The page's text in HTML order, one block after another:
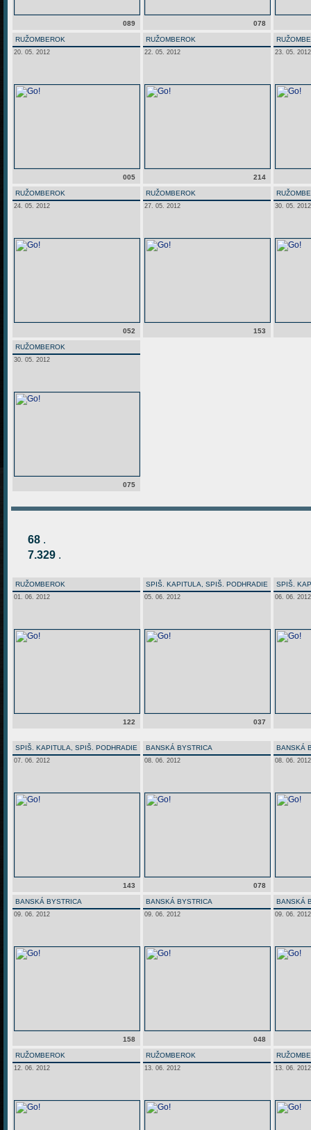
089 078
RUŽOMBEROK
20. 05. 2012
005
RUŽOMBEROK
22. 05. 2012
214
23. 05. 2012
RUŽOMBEROK
24. 05. 2012
052
RUŽOMBEROK
27. 05. 2012
153
30. 05. 2012
RUŽOMBEROK
30. 05. 2012
075
68 .
7.329 .
RUŽOMBEROK
01. 06. 2012
122
SPIŠ. KAPITULA, SPIŠ. PODHRADIE
05. 06. 2012
037
SPIŠ.
06. 06. 2012
SPIŠ. KAPITULA, SPIŠ. PODHRADIE
07. 06. 2012
143
BANSKÁ BYSTRICA
08. 06. 2012
078
BANSKÁ
08. 06. 2012
BANSKÁ BYSTRICA
09. 06. 2012
158
BANSKÁ BYSTRICA
09. 06. 2012
048
BANSKÁ
09. 06. 2012
RUŽOMBEROK
12. 06. 2012
RUŽOMBEROK
13. 06. 2012 13. 06. 2012